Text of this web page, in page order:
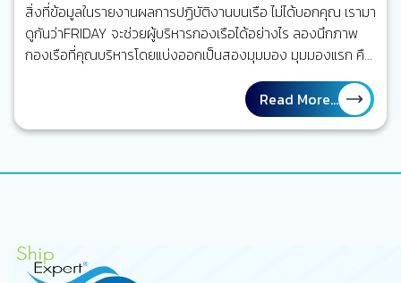
สิ่งที่ข้อมูลในรายงานผลการปฏิบัติงานบนเรือ ไม่ได้บอกคุณ เรามา
ดูกันว่าFRIDAY จะช่วยผู้บริหารกองเรือได้อย่างไร ลองนึกภาพ
กองเรือที่คุณบริหารโดยแบ่งออกเป็นสองมุมมอง มุมมองแรก คือ
กองเรือที่ถูกรายงานผลการปฏิบัติงานในรายงานกระดาษ ตาราง
ซ่อมบำรุงเรือถูกวางแผนไว้เป็นอย่างดีตรงตามเวลา งานบนเรือที่
จะต้องทำต่าง ๆ ถูกทำเครื่องหมายว่าแล้วเสร็จ รายงานทุกฉบับ
ถูกส่งตรงเวลา ทุกอย่างดูเป็นระเบียบ และอยู่ภายใต้การจัดการ
รายการซ่อมทำอาจจะถูกเลื่อนเพราะไม่มีอะไหล่สนับสนุน และบาง
ปัญหายังไม่เคยถูกรายงานถึงสำนักงานใหญ่…
Read More...